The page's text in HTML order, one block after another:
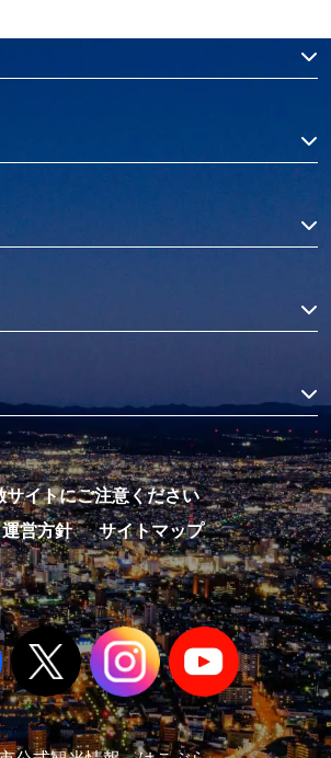
サイトにご注意ください
営方針
サイトマップ